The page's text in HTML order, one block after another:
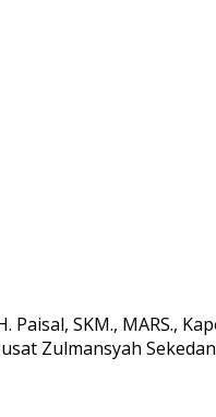
SKM., MARS.,
Zulmansyah